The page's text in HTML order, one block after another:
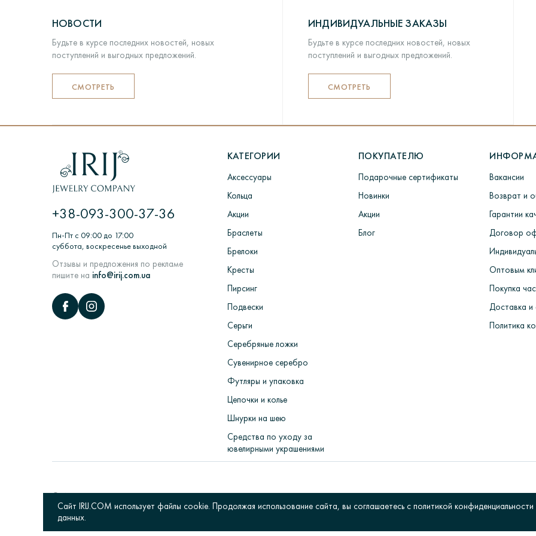
Сайт IRIJ.COM использует файлы cookie. Продолжая использование сайта, вы соглашаетесь с политикой
данных.
НОВОСТИ
Будьте в курсе последних новостей, новых
поступлений и выгодных предложений.
СМОТРЕТЬ
ИНДИВИДУАЛЬНЫЕ ЗАКАЗЫ
Будьте в курсе последних новостей, новых
поступлений и выгодных предложений.
СМОТРЕТЬ
+38-093-300-37-36
Пн-Пт с 09:00 до 17:00
суббота, воскресенье выходной
Отзывы и предложения по рекламе
пишите на info@irij.com.ua
КАТЕГОРИИ
Аксессуары
Кольца
Акции
Браслеты
Брелоки
Кресты
Пирсинг
Подвески
Серьги
Серебряные ложки
Сувенирное серебро
Футляры и упаковка
Цепочки и колье
Шнурки на шею
Средства по уходу за
ювелирными украшениями
ПОКУПАТЕЛЮ
Подарочные сертификаты
Новинки
Акции
Блог
Вакансии
Возврат и
Гарантии
Договор
Оптовым
Покупка
Доставка и
Политика
© Интернет магазин «Irij», 2017-
2026